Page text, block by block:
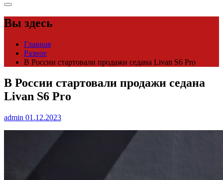
Вы здесь
Главная
Разное
В России стартовали продажи седана Livan S6 Pro
В России стартовали продажи седана
Livan S6 Pro
admin 01.12.2023